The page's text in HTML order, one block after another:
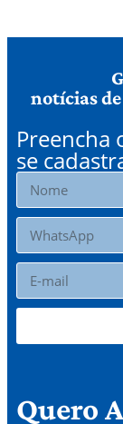
notícias de
Preencha
se
Quero